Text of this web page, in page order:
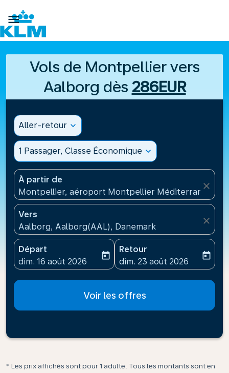

Vols de Montpellier vers
Aalborg dès 286EUR
Aller-retour expand_more
1 Passager, Classe Économique expand_more
À partir de
Montpellier, aéroport Montpellier
close
Vers
Aalborg, Aalborg(AAL), Danemark
close
Départ
fc-booking-departure-date-aria-label
dim. 16 août 2026
today
Retour
fc-booking-return-date-
dim. 23 août 2026
today
Voir les offres
* Les prix affichés sont pour 1 adulte. Tous les montants sont en